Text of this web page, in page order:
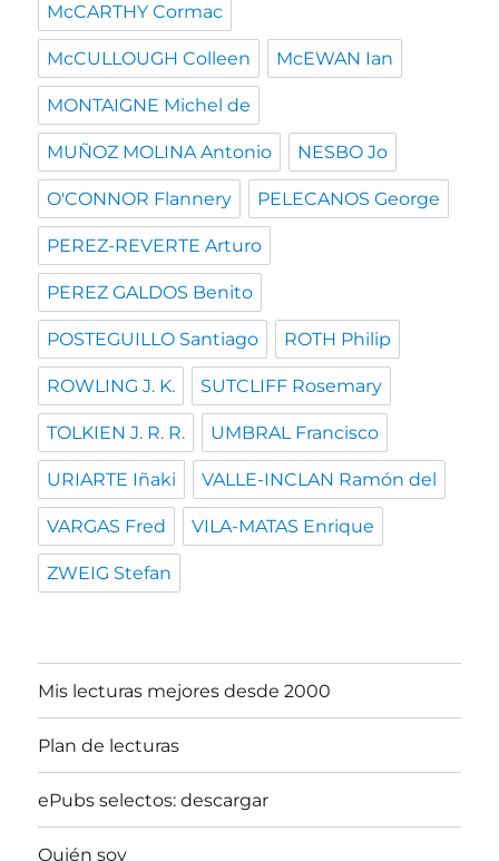
McCARTHY Cormac
McCULLOUGH Colleen McEWAN Ian
MONTAIGNE Michel de
MUÑOZ MOLINA Antonio NESBO Jo
O'CONNOR Flannery PELECANOS George
PEREZ-REVERTE Arturo
PEREZ GALDOS Benito
POSTEGUILLO Santiago ROTH Philip
ROWLING J. K. SUTCLIFF Rosemary
TOLKIEN J. R. R. UMBRAL Francisco
URIARTE Iñaki VALLE-INCLAN Ramón del
VARGAS Fred VILA-MATAS Enrique
ZWEIG Stefan
Mis lecturas mejores desde 2000
Plan de lecturas
ePubs selectos: descargar
Quién soy